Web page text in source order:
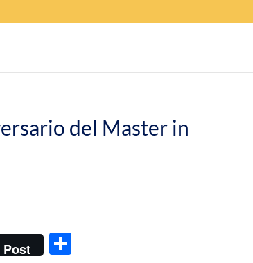
del Master in
Post